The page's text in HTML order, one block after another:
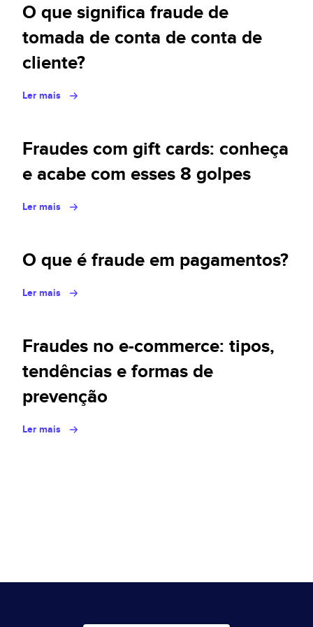
Policy Protect
Eventos
O que significa fraude de
tomada de conta de conta de
cliente?
Ler mais
Fraudes com gift cards: conheça
e acabe com esses 8 golpes
Ler mais
O que é fraude em pagamentos?
Ler mais
Fraudes no e-commerce: tipos,
tendências e formas de
prevenção
Ler mais